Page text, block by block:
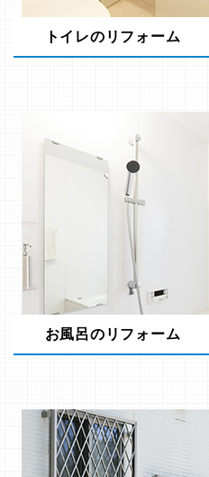
トイレのリフォーム
お風呂のリフォーム